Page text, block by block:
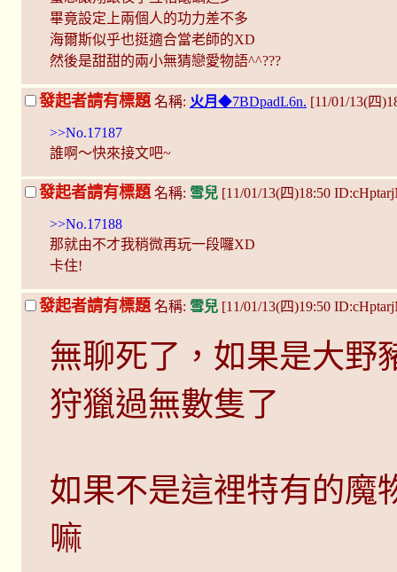
畢竟設定上兩個人的功力差不多
海爾斯似乎也挺適合當老師的XD
然後是甜甜的兩小無猜戀愛物語^^???
發起者請有標題 名稱: 火月 ◆7BDpadL6n. [11/01/13(四
>>No.17187
誰啊～快來接文吧~
發起者請有標題名稱: 雪兒 [11/01/13(四)18:50
>>No.17188
那就由不才我稍微再玩一段囉XD
卡住!
發起者請有標題 名稱: 雪兒 [11/01/13(四)19:50
無聊死了，如果是大野
狩獵過無數隻了
如果不是這裡特有的魔
嘛